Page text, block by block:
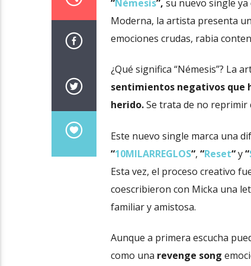
“Némesis”, su nuevo single
Moderna, la artista presenta
emociones crudas, rabia
¿Qué significa “Némesis”? La
sentimientos negativos que
herido.Se trata de no reprimir
Este nuevo single marca una
“10MILARREGLOS“, “Reset“y“
Esta vez, el proceso creativo
coescribieron con Micka una
familiar y amistosa.
Aunque a primera escucha
como una revenge song